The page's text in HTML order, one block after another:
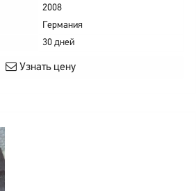
2008
Германия
30 дней
Узнать цену